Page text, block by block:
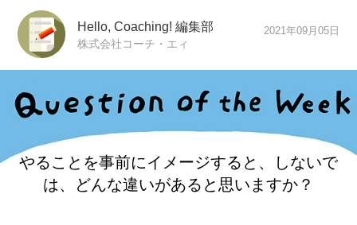
Hello, Coaching! 編集部
株式会社コーチ・エィ
2021年09月05日
やることを事前にイメージすると、しないで
は、どんな違いがあると思いますか？